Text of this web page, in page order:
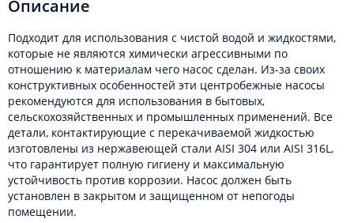
Описание
Подходит для использования с чистой водой и жидкостями,
которые не являются химически агрессивными по
отношению к материалам чего насос сделан. Из-за своих
конструктивных особенностей эти центробежные насосы
рекомендуются для использования в бытовых,
сельскохозяйственных и промышленных применений. Все
детали, контактирующие с перекачиваемой жидкостью
изготовлены из нержавеющей стали AISI 304 или AISI 316L,
что гарантирует полную гигиену и максимальную
устойчивость против коррозии. Насос должен быть
установлен в закрытом и защищенном от непогоды
помещении.